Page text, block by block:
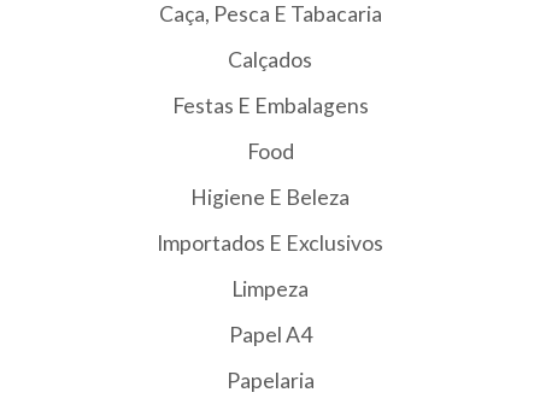
Caça, Pesca E Tabacaria
Calçados
Festas E Embalagens
Food
Higiene E Beleza
Importados E Exclusivos
Limpeza
Papel A4
Papelaria